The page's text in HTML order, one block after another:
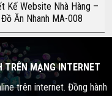
Kế Website Nhà Hàng –
Đồ Ăn Nhanh MA-008
MẠNG INTERNET
trên internet. Đồng hành